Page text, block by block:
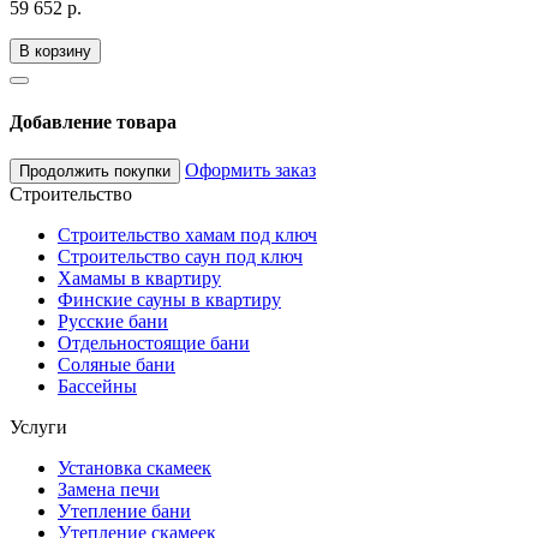
59 652 р.
В корзину
Добавление товара
Продолжить покупки
Оформить заказ
Строительство
Строительство хамам под ключ
Строительство саун под ключ
Хамамы в квартиру
Финские сауны в квартиру
Русские бани
Отдельностоящие бани
Соляные бани
Бассейны
Услуги
Установка скамеек
Замена печи
Утепление бани
Утепление скамеек